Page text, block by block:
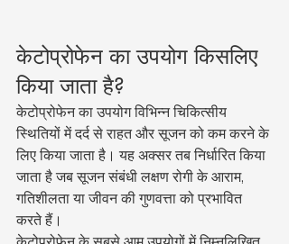
केटोप्रोफेन का उपयोग किसलिए
किया जाता है?
केटोप्रोफेन का उपयोग विभिन्न चिकित्सीय
स्थितियों में दर्द से राहत और सूजन को कम करने के
लिए किया जाता है। यह अक्सर तब निर्धारित किया
जाता है जब सूजन संबंधी लक्षण रोगी के आराम,
गतिशीलता या जीवन की गुणवत्ता को प्रभावित
करते हैं।